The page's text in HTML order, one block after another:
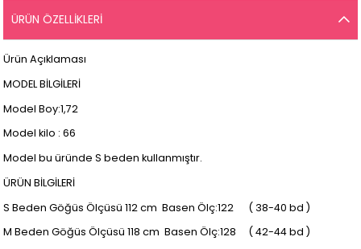
ÜRÜN ÖZELLIKLERI
Ürün Açıklaması
MODEL BİLGİLERİ
Model Boy:1,72
Model kilo : 66
Model bu üründe S beden kullanmıştır.
ÜRÜN BİLGİLERİ
S Beden Göğüs Ölçüsü 112 cm Basen Ölç:122 ( 38-40 bd )
M Beden Göğüs Ölçüsü 118 cm Basen Ölç:128 ( 42-44 bd )